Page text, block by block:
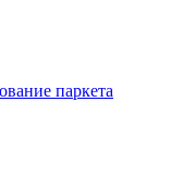
паркета